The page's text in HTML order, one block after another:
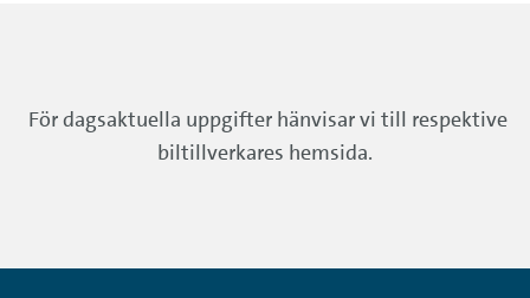
För dagsaktuella uppgifter hänvisar vi till respektive
biltillverkares hemsida.